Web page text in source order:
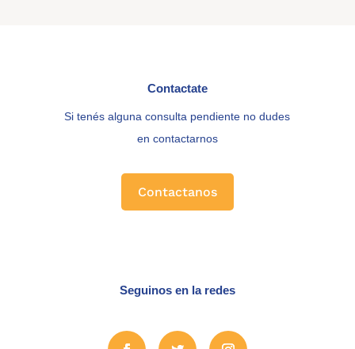
Contactate
Si tenés alguna consulta pendiente no dudes
en contactarnos
Contactanos
Seguinos en la redes